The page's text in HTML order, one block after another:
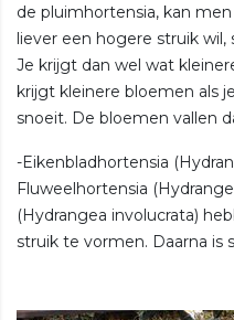
de pluimhortensia, kan
liever een hogere struik
Je krijgt dan wel wat
krijgt kleinere bloemen als
snoeit. De bloemen vallen
-Eikenbladhortensia
Fluweelhortensia
(Hydrangea involucrata)
struik te vormen. Daarna is